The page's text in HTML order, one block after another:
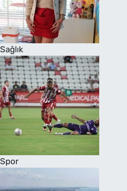
Sağlık
Spor